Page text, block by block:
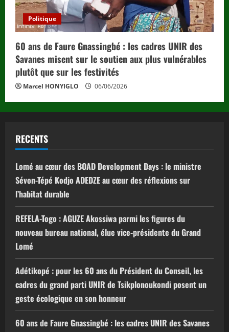
Politique
60 ans de Faure Gnassingbé : les cadres UNIR des
Savanes misent sur le soutien aux plus vulnérables
plutôt que sur les festivités
Marcel HONYIGLO 06/06/2026
RECENTS
Lomé au cœur des BOAD Development Days : le ministre
Sévon-Tépé Kodjo ADEDZE au cœur des réflexions sur
l’habitat durable
REFELA-Togo : AGUZE Akossiwa parmi les figures du
nouveau bureau national, élue vice-présidente du Grand
Lomé
Adétikopé : pour les 60 ans du Président du Conseil, les
cadres du grand parti UNIR de Tsikplonoukondi posent un
geste écologique en son honneur
60 ans de Faure Gnassingbé : les cadres UNIR des Savanes